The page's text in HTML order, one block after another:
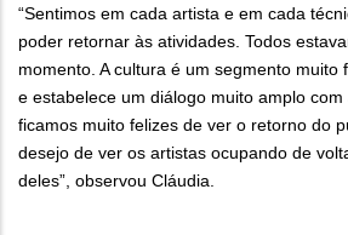
“Sentimos em cada artista e em cada
poder retornar às atividades. Todos
momento. A cultura é um segmento muito
e estabelece um diálogo muito amplo
ficamos muito felizes de ver o retorno do
desejo de ver os artistas ocupando de
deles”, observou Cláudia.